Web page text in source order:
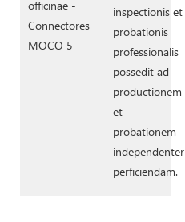
inspectionis et
probationis
professionalis
possedit ad
productionem
et
probationem
independenter
perficiendam.